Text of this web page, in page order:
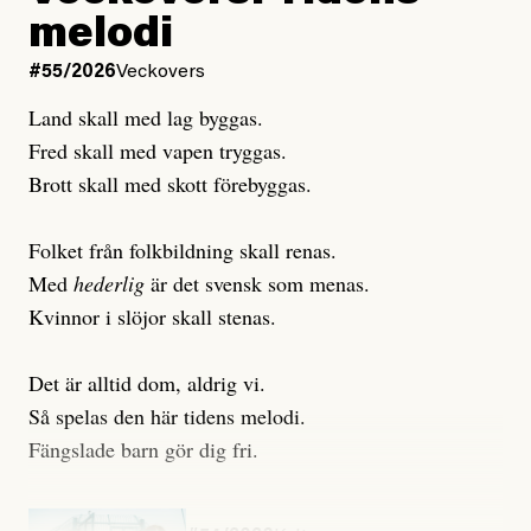
Uppdaterad7 August, 2026
Uppdaterad3 August, 2026
melodi
#55/2026Veckovers
Land skall med lag byggas.
Fred skall med vapen tryggas.
Brott skall med skott förebyggas.
Folket från folkbildning skall renas.
Med hederlig är det svensk som menas.
Kvinnor i slöjor skall stenas.
Det är alltid dom, aldrig vi.
Så spelas den här tidens melodi.
Fängslade barn gör dig fri.